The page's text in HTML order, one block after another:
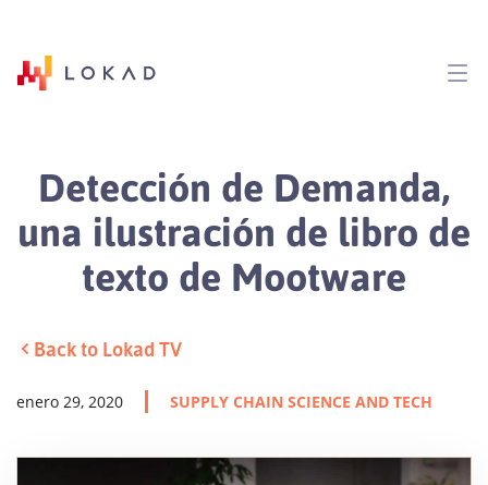
Detección de Demanda,
una ilustración de libro de
texto de Mootware
Back to Lokad TV
enero 29, 2020 SUPPLY CHAIN SCIENCE AND TECH